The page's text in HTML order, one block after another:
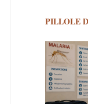
PILLOLE